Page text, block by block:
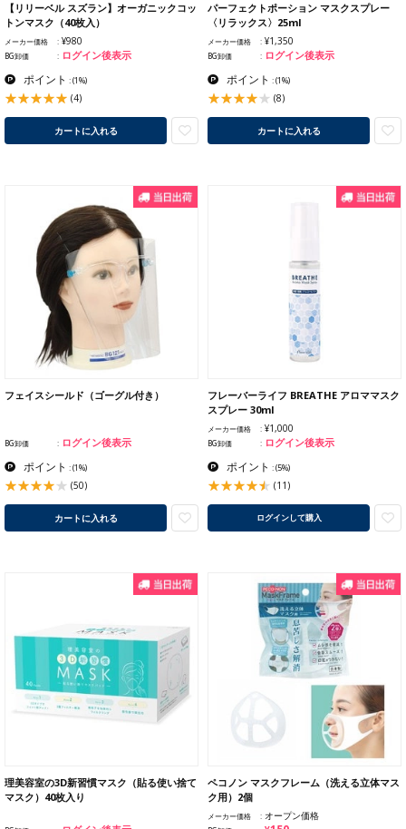
【リリーベル スズラン】オーガニックコッ
トンマスク（40枚入）
メーカー価格 ¥980
BG卸価 ログイン後表示
ポイント :(1%)
(4)
カートに入れる
パーフェクトポーション マスクスプレー
〈リラックス〉25ml
メーカー価格 ¥1,350
BG卸価 ログイン後表示
ポイント :(1%)
(8)
カートに入れる
フェイスシールド（ゴーグル付き）
BG卸価 ログイン後表示
ポイント :(1%)
(50)
カートに入れる
フレーバーライフ BREATHE アロママスク
スプレー 30ml
メーカー価格 ¥1,000
BG卸価 ログイン後表示
ポイント :(5%)
(11)
ログインして購入
理美容室の3D新習慣マスク（貼る使い捨て
マスク）40枚入り
ペコノン マスクフレーム（洗える立体マス
ク用）2個
メーカー価格 オープン価格